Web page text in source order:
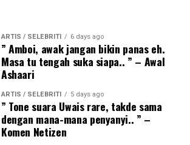
ARTIS / SELEBRITI 6 days ago
” Amboi, awak jangan bikin panas eh.
Masa tu tengah suka siapa.. ” – Awal
Ashaari
ARTIS / SELEBRITI 5 days ago
” Tone suara Uwais rare, takde sama
dengan mana-mana penyanyi.. ” –
Komen Netizen